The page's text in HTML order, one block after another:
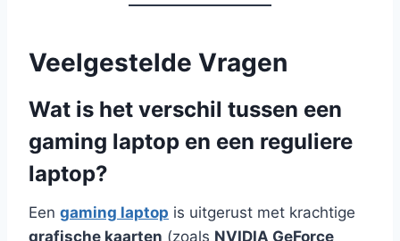
Veelgestelde Vragen
Wat is het verschil tussen een
gaming laptop en een reguliere
laptop?
Een gaming laptop is uitgerust met krachtige
grafische kaarten (zoals NVIDIA GeForce